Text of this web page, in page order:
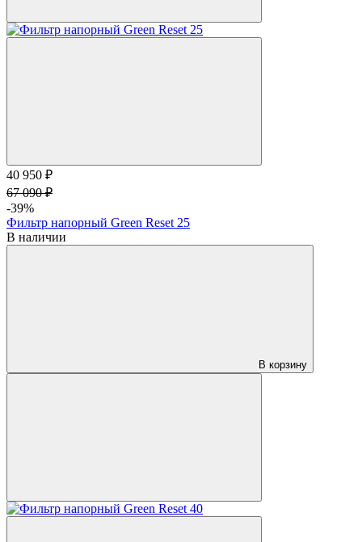
40 950 ₽
67 090 ₽
-39%
Фильтр напорный Green Reset 25
В наличии
В корзину